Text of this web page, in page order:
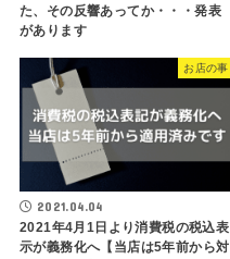
た、その反響あってか・・・発表
があります
お店の事
2021.04.04
2021年4月1日より消費税の税込表
示が義務化へ【当店は5年前から対